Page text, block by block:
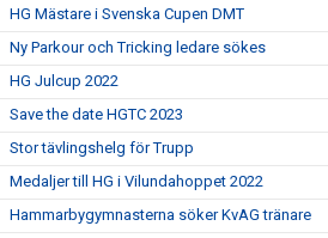
HG Mästare i Svenska Cupen DMT
Ny Parkour och Tricking ledare sökes
HG Julcup 2022
Save the date HGTC 2023
Stor tävlingshelg för Trupp
Medaljer till HG i Vilundahoppet 2022
Hammarbygymnasterna söker KvAG tränare